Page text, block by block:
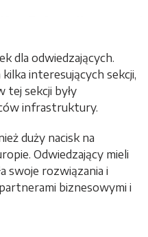
dla odwiedzających.
interesujących sekcji,
tej sekcji były
infrastruktury.
duży nacisk na
Odwiedzający mieli
swoje rozwiązania i
biznesowymi i